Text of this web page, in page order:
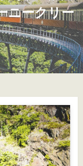
ニークリー